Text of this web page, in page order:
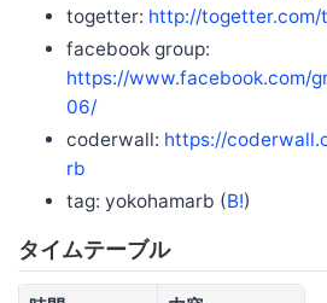
togetter: http://togetter.com/
facebook group:
https://www.facebook.com/
06/
coderwall: https://
rb
tag: yokohamarb (B!)
タイムテーブル